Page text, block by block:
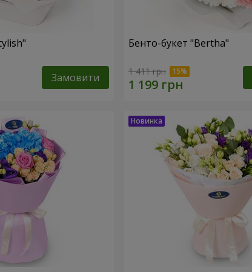
Замовити
Бенто-букет "Bertha"
1 411 грн